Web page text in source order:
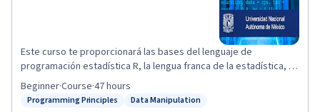
Este curso te proporcionará las bases del lenguaje de
programación estadística R, la lengua franca de la estadística, el
cual te permitirá escribir programas que lean, manipulen y
analicen datos cuantitativos. Te explicaremos la instalación del
Status: Programming Principles
Programming Principles
Status: Data Manipulation
Data Manipulation
Beginner·Course·47 hours